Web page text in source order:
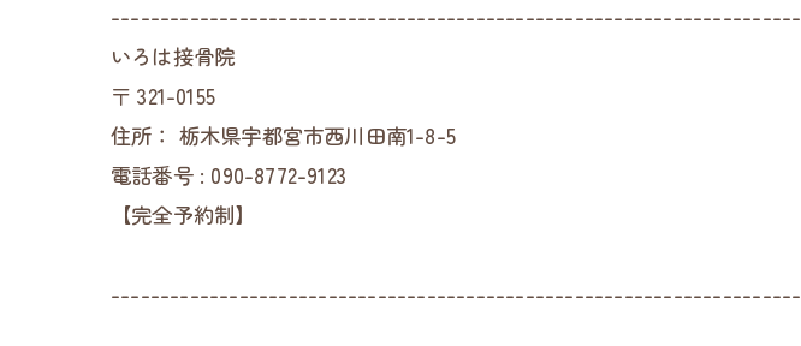
----------------------------------------------------------------------
いろは接骨院
〒321-0155
住所： 栃木県宇都宮市西川田南1-8-5
電話番号 : 090-8772-9123
【完全予約制】
----------------------------------------------------------------------